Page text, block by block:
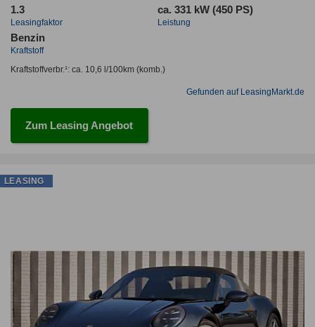
1.3
Leasingfaktor
ca. 331 kW (450 PS)
Leistung
Benzin
Kraftstoff
Kraftstoffverbr.¹: ca. 10,6 l/100km(komb.)
Gefunden auf LeasingMarkt.de
Zum Leasing Angebot
LEASING